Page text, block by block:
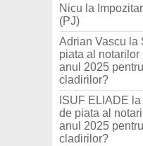
Nicu la
(PJ)
Adrian Vascu la
piata al
anul 2025
cladirilor?
ISUF ELIADE la
de piata al
anul 2025
cladirilor?